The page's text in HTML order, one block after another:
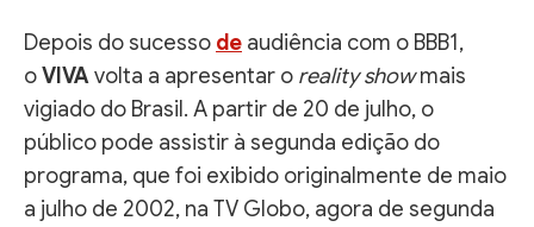
Depois do sucesso de audiência com o BBB1,
oVIVAvolta a apresentar o reality showmais
vigiado do Brasil. A partir de 20 de julho, o
público pode assistir à segunda edição do
programa, que foi exibido originalmente de maio
a julho de 2002, na TV Globo, agora de segunda